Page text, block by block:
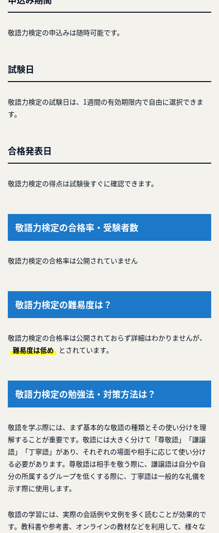
敬語力検定の申込みは随時可能です。
試験日
敬語力検定の試験日は、1週間の有効期限内で自由に選択できま
す。
合格発表日
敬語力検定の得点は試験後すぐに確認できます。
敬語力検定の合格率・受験者数
敬語力検定の合格率は公開されていません
敬語力検定の難易度は？
敬語力検定の合格率は公開されておらず詳細はわかりませんが、
難易度は低め とされています。
敬語力検定の勉強法・対策方法は？
敬語を学ぶ際には、まず基本的な敬語の種類とその使い分けを理
解することが重要です。敬語には大きく分けて「尊敬語」「謙譲
語」「丁寧語」があり、それぞれの場面や相手に応じて使い分け
る必要があります。尊敬語は相手を敬う際に、謙譲語は自分や自
分の所属するグループを低くする際に、丁寧語は一般的な礼儀を
示す際に使用します。
敬語の学習には、実際の会話例や文例を多く読むことが効果的で
す。教科書や参考書、オンラインの教材などを利用して、様々な